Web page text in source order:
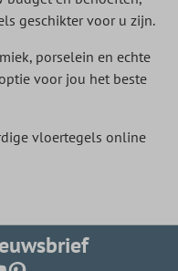
geschikter voor u zijn.
porselein en echte
voor jou het beste
vloertegels online